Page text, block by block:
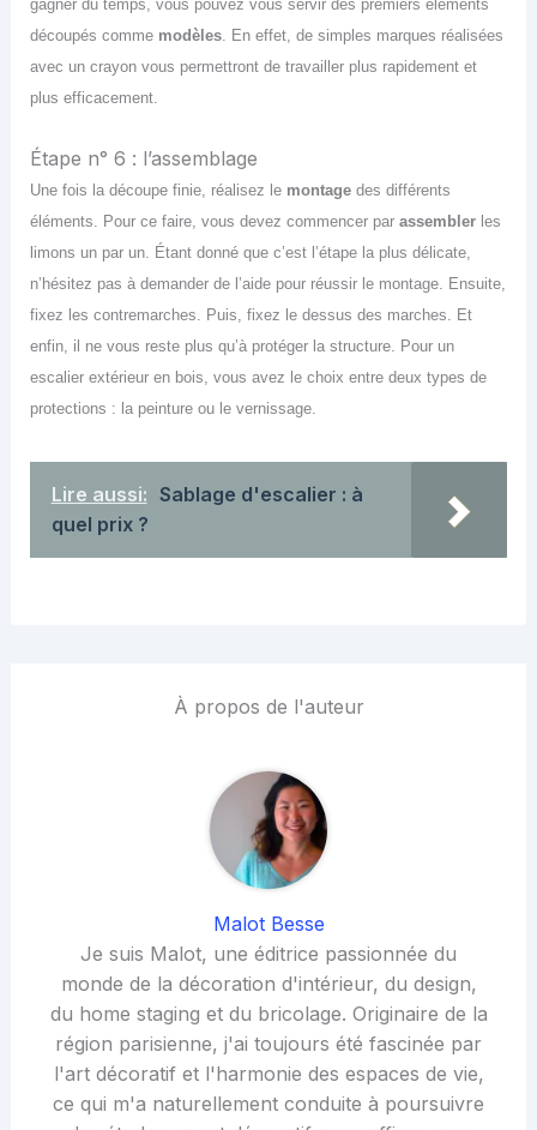
gagner du temps, vous pouvez vous servir des premiers éléments
découpés comme modèles. En effet, desimples marques réalisées
avec un crayon vous permettront de travailler plus rapidement et
plus efficacement.
Étape n° 6 : l’assemblage
Une fois la découpe finie, réalisez le montagedes différents
éléments. Pour ce faire, vous devez commencer par assemblerles
limons un par un. Étant donné que c’est l’étape la plus délicate,
n’hésitez pas à demander de l’aide pour réussir le montage. Ensuite,
fixez les contremarches. Puis, fixez le dessus des marches. Et
enfin, il ne vous reste plus qu’à protéger la structure. Pour un
escalier extérieur en bois, vous avez le choix entre deux types de
protections : la peinture ou le vernissage.
Lire aussi: Sablage d'escalier : à
quel prix ?
À propos de l'auteur
Malot Besse
Je suis Malot, une éditrice passionnée du
monde de la décoration d'intérieur, du design,
du home staging et du bricolage. Originaire de la
région parisienne, j'ai toujours été fascinée par
l'art décoratif et l'harmonie des espaces de vie,
ce qui m'a naturellement conduite à poursuivre